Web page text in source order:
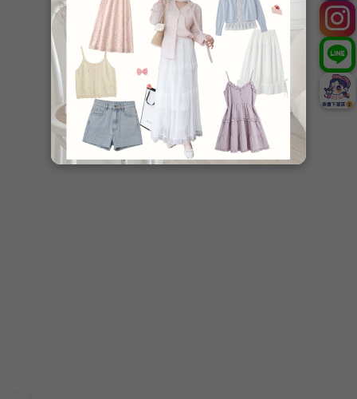
⭐️較薄、⭐️⭐️薄、⭐️⭐️⭐️一般、⭐️⭐️⭐️⭐️厚、⭐️⭐️⭐️⭐️⭐️較厚
了解更多